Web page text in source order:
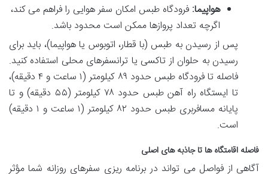
هواپیما: فرودگاه طبس امکان سفر هوایی را فراهم می کند،
اگرچه تعداد پروازها ممکن است محدود باشد.
پس از رسیدن به طبس (با قطار، اتوبوس یا هواپیما)، باید برای
رسیدن به حلوان از تاکسی یا ترانسفرهای محلی استفاده کنید.
فاصله تا فرودگاه طبس حدود ۸۹ کیلومتر (۱ ساعت و ۴ دقیقه)،
تا ایستگاه راه آهن طبس حدود ۷۸ کیلومتر (۵۵ دقیقه) و تا
پایانه مسافربری طبس حدود ۸۲ کیلومتر (۱ ساعت و ۱ دقیقه)
است.
فاصله اقامتگاه ها تا جاذبه های اصلی
آگاهی از فواصل می تواند در برنامه ریزی سفرهای روزانه شما مؤثر